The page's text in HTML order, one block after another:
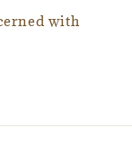
with